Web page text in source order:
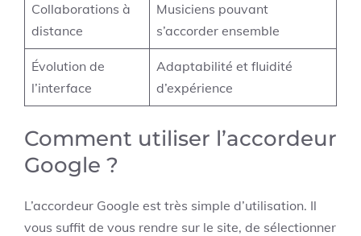
Collaborations à
distance
Musiciens pouvant
s’accorder ensemble
Évolution de
l’interface
Adaptabilité et fluidité
d’expérience
Comment utiliser l’accordeur
Google ?
L’accordeur Google est très simple d’utilisation. Il
vous suffit de vous rendre sur le site, de sélectionner